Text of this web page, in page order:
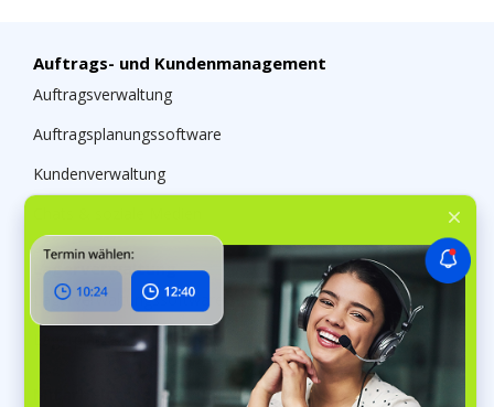
Auftrags- und Kundenmanagement
Auftragsverwaltung
Auftragsplanungssoftware
Kundenverwaltung
Lagerverwaltung
Lagerverwaltungssoftware
Mitarbeiterverwaltung